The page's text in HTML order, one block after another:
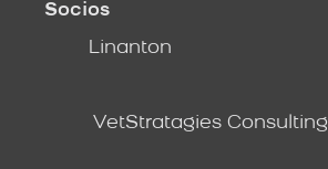
Socios
Linanton
VetStratagies Consulting